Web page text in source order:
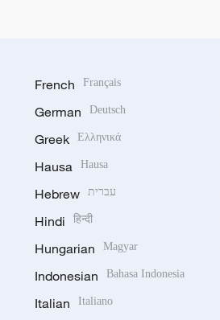
French Français
German Deutsch
Greek Ελληνικά
Hausa Hausa
Hebrew עברית
Hindi हिन्दी
Hungarian Magyar
Indonesian Bahasa Indonesia
Italian Italiano